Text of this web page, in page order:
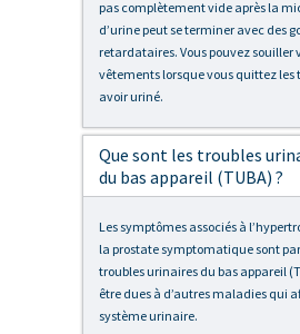
pas complètement vide après la
d’urine peut se terminer avec des
retardataires. Vous pouvez souiller
vêtements lorsque vous quittez les
avoir uriné.
Que sont les troubles
du bas appareil (TUBA) ?
Les symptômes associés à
la prostate symptomatique sont
troubles urinaires du bas appareil
être dues à d’autres maladies qui
système urinaire.